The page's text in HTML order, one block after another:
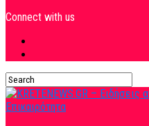
Connect with us